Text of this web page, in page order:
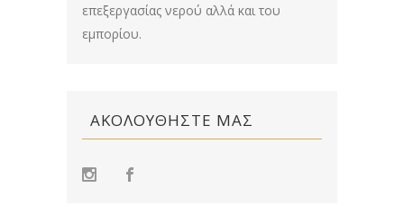
επεξεργασίας νερού αλλά και του
εμπορίου.
ΑΚΟΛΟΥΘΉΣΤΕ ΜΑΣ